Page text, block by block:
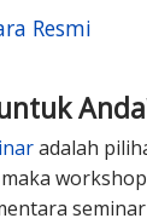
Resmi
adalah